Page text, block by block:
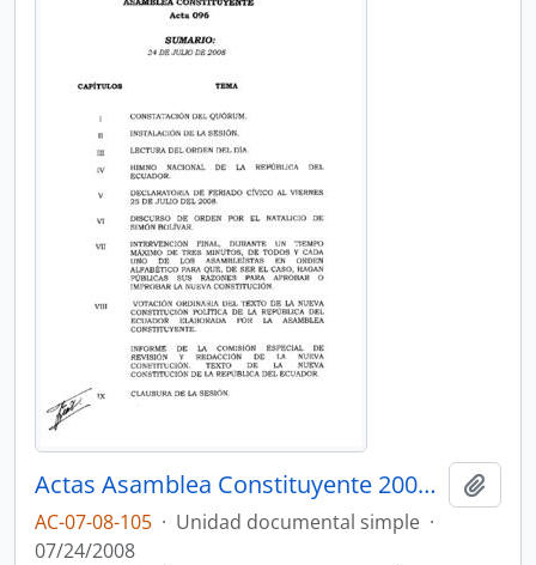
Actas Asamblea Constituyente 2007-2008
AC-07-08-105 · Unidad documental simple ·
07/24/2008